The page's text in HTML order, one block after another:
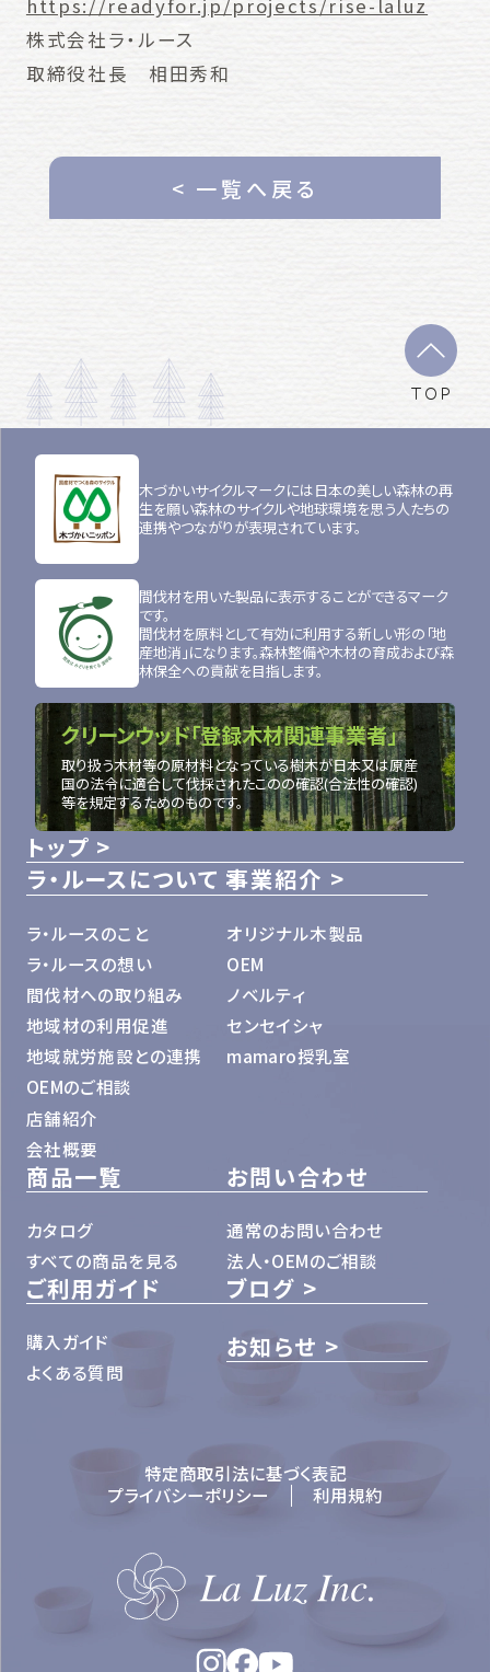
https://readyfor.jp/projects/rise-laluz
株式会社ラ・ルース
取締役社長 相田秀和
< 一覧へ戻る
TOP
トップ
ラ・ルースについて
ラ・ルースのこと
ラ・ルースの想い
間伐材への取り組み
地域材の利用促進
地域就労施設との連携
OEMのご相談
店舗紹介
会社概要
事業紹介
オリジナル木製品
OEM
ノベルティ
センセイシャ
mamaro授乳室
商品一覧
カタログ
すべての商品を見る
お問い合わせ
通常のお問い合わせ
法人・OEMのご相談
ご利用ガイド
購入ガイド
よくある質問
ブログ
お知らせ
木づかいサイクルマークには日本の美しい森林の再
生を願い森林のサイクルや地球環境を思う人たちの
連携やつながりが表現されています。
間伐材を用いた製品に表示することができるマーク
です。
間伐材を原料として有効に利用する新しい形の「地
産地消」になります。森林整備や木材の育成および森
林保全への貢献を目指します。
クリーンウッド「登録木材関連事業者」
取り扱う木材等の原材料となっている樹木が日本又は原産
国の法令に適合して伐採されたこのの確認(合法性の確認)
等を規定するためのものです。
特定商取引法に基づく表記
プライバシーポリシー
利用規約